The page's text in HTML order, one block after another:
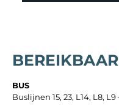
BUS
Buslijnen 15, 23, L14, L8,